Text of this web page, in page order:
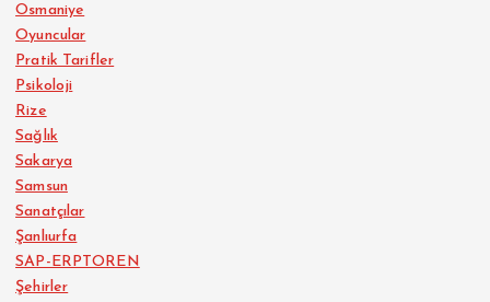
Osmaniye
Oyuncular
Pratik Tarifler
Psikoloji
Rize
Sağlık
Sakarya
Samsun
Sanatçılar
Şanlıurfa
SAP-ERPTOREN
Şehirler